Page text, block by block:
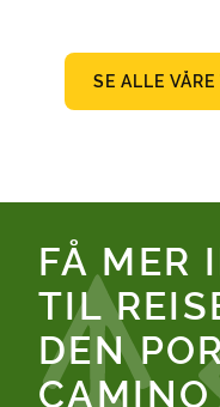
SE ALLE
FÅ MER
TIL
DEN
CAMINO